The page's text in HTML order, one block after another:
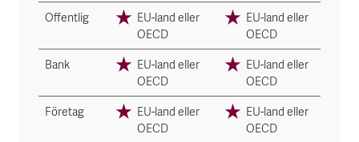
Offentlig
EU-land eller
OECD
EU-land eller
OECD
Bank
EU-land eller
OECD
EU-land eller
OECD
Företag
EU-land eller
OECD
EU-land eller
OECD